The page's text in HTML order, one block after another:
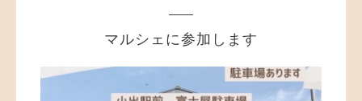
マルシェに参加します